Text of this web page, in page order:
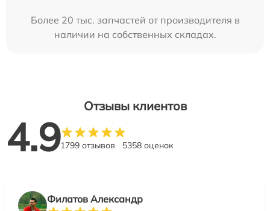
Более 20 тыс. запчастей от производителя в
наличии на собственных складах.
Отзывы клиентов
4.91799 отзывов 5358 оценок
Филатов Александр